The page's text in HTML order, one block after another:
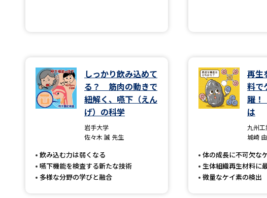
しっかり飲み込めて
る？ 筋肉の動きで
紐解く、嚥下（えん
げ）の科学
岩手大学
佐々木 誠 先生
飲み込む力は弱くなる
嚥下機能を検査する新たな技術
多様な分野の学びと融合
再生
料で
躍！
は
九州
城崎
体の成長に不可欠な
生体組織再生材料に
微量なケイ素の検出